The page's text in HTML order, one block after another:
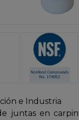
e Industria
juntas en